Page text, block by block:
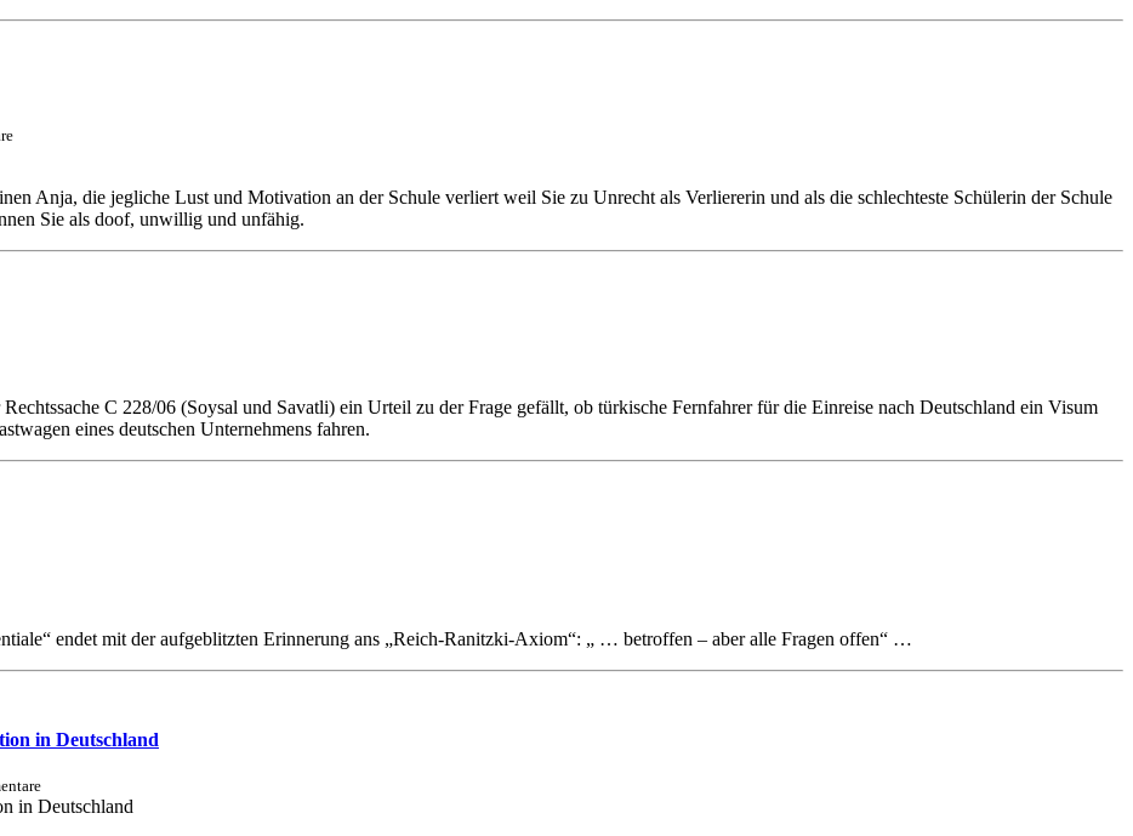
Anja, die jegliche Lust und Motivation an der Schule verliert weil Sie zu Unrecht als Verliererin und als die schlechteste Schülerin der Schule
Sie als doof, unwillig und unfähig.
C 228/06 (Soysal und Savatli) ein Urteil zu der Frage gefällt, ob türkische Fernfahrer für die Einreise nach Deutschland ein Visum
eines deutschen Unternehmens fahren.
endet mit der aufgeblitzten Erinnerung ans „Reich-Ranitzki-Axiom“: „ … betroffen – aber alle Fragen offen“ …
in Deutschland